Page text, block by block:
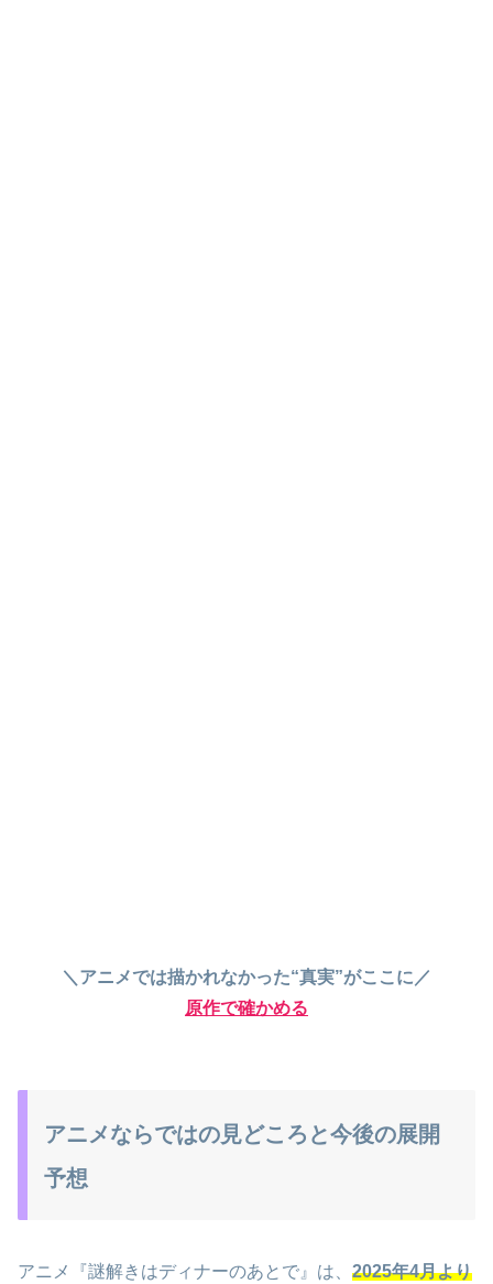
＼アニメでは描かれなかった“真実”がここに／
原作で確かめる
アニメならではの見どころと今後の展開
予想
アニメ『謎解きはディナーのあとで』は、 2025年4月より